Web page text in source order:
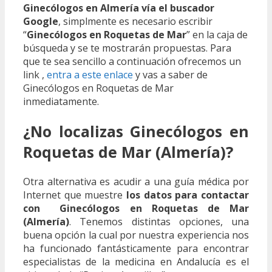
Ginecólogos en Almería vía el buscador
Google, simplmente es necesario escribir
“Ginecólogos en Roquetas de Mar” en la caja de
búsqueda y se te mostrarán propuestas. Para
que te sea sencillo a continuación ofrecemos un
link , entra a este enlace y vas a saber de
Ginecólogos en Roquetas de Mar
inmediatamente.
¿No localizas Ginecólogos en
Roquetas de Mar (Almería)?
Otra alternativa es acudir a una guía médica por
Internet que muestre los datos para contactar
con Ginecólogos en Roquetas de Mar
(Almería). Tenemos distintas opciones, una
buena opción la cual por nuestra experiencia nos
ha funcionado fantásticamente para encontrar
especialistas de la medicina en Andalucía es el